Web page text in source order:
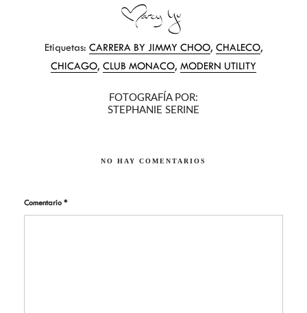
a
c
e
o
o
k
n
t
r
e
s
a
i
Etiquetas: CARRERA BY JIMMY CHOO, CHALECO,
CHICAGO, CLUB MONACO, MODERN UTILITY
FOTOGRAFÍA POR:
STEPHANIE SERINE
NO HAY COMENTARIOS
Comentario *